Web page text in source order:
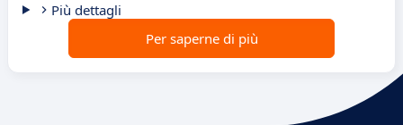
Più dettagli
Per saperne di più